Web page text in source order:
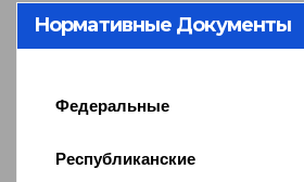
Нормативные Документы
Федеральные
Республиканские